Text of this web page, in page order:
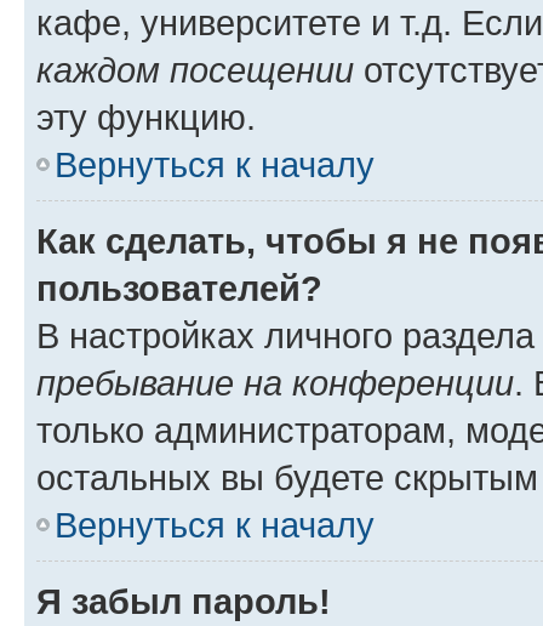
кафе, университете и т.д.
каждом посещении
эту функцию.
Вернуться к началу
Как сделать, чтобы я не
пользователей?
В настройках личного
пребывание на конференции.
только администраторам,
остальных вы будете
Вернуться к началу
Я забыл пароль!